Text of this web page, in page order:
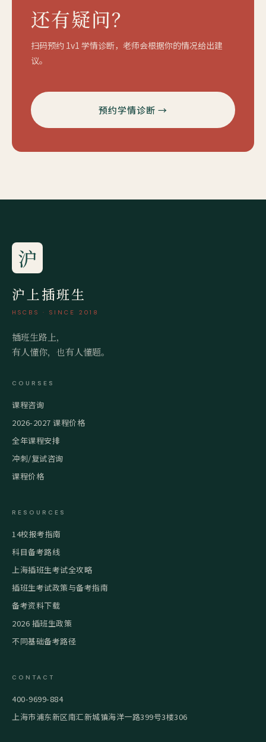
还有疑问？
扫码预约 1v1 学情诊断，老师会根据你的情况给出建
议。
预约学情诊断 →
沪
沪上插班生
HSCBS · SINCE 2018
插班生路上，
有人懂你，也有人懂题。
COURSES
课程咨询
2026-2027 课程价格
全年课程安排
冲刺/复试咨询
课程价格
RESOURCES
14校报考指南
科目备考路线
上海插班生考试全攻略
插班生考试政策与备考指南
备考资料下载
2026 插班生政策
不同基础备考路径
CONTACT
400-9699-884
上海市浦东新区南汇新城镇海洋一路399号3楼306